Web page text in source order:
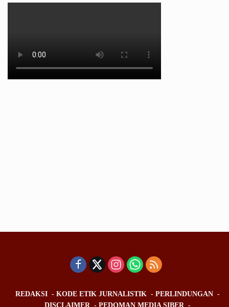
REDAKSI KODE ETIK JURNALISTIK
PERLINDUNGAN
DISCLAIMER
PEDOMAN MEDIA SIBER